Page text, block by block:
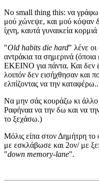
No small thing this: να γράφω
μού χώνεψε, και μού κόψαν
ίχνη, καυτά γυναικεία
"Old habits die hard" λένε
αντράκια τα σημερινά
ΕΚΕΙΝΟ για πάντα. Και δεν
λοιπόν δεν εισήχθησαν και
ελπίζοντας να την
Να μην σάς κουράζω κι άλλο
Ραφήναα να την δω και να
το ξεχάσω.)
Μόλις είπα στον Δημήτρη το
με εσκλάβωσε και 2ον/ με
"down memory-lane".